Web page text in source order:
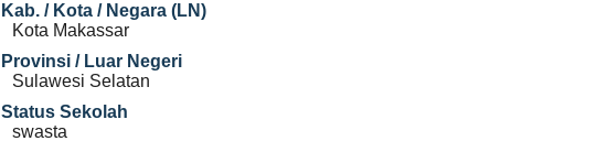
Kab. / Kota / Negara (LN)
Kota Makassar
Provinsi / Luar Negeri
Sulawesi Selatan
Status Sekolah
swasta